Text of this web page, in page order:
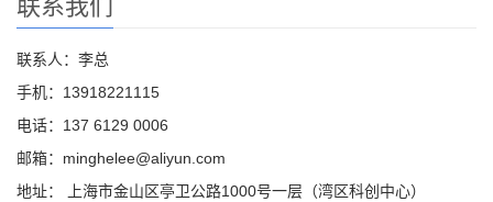
联系我们
联系人：李总
手机：13918221115
电话：137 6129 0006
邮箱：minghelee@aliyun.com
地址： 上海市金山区亭卫公路1000号一层（湾区科创中心）